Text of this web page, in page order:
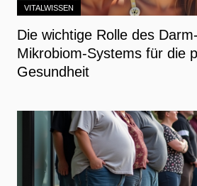
VITALWISSEN
Die wichtige Rolle des
Mikrobiom-Systems für die
Gesundheit